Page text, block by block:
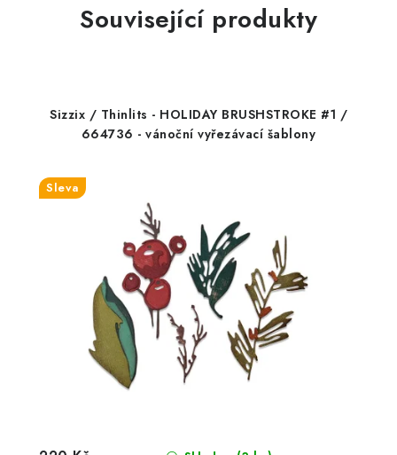
Související produkty
Sizzix / Thinlits - HOLIDAY BRUSHSTROKE #1 /
664736 - vánoční vyřezávací šablony
Sleva